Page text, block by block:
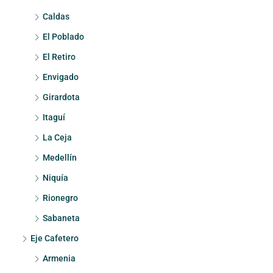
Caldas
El Poblado
El Retiro
Envigado
Girardota
Itaguí
La Ceja
Medellín
Niquía
Rionegro
Sabaneta
Eje Cafetero
Armenia